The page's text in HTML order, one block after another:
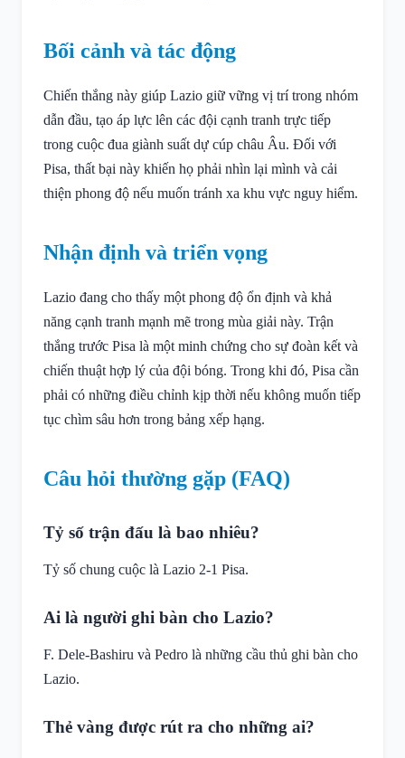
Bối cảnh và tác động
Chiến thắng này giúp Lazio giữ vững vị trí trong nhóm
dẫn đầu, tạo áp lực lên các đội cạnh tranh trực tiếp
trong cuộc đua giành suất dự cúp châu Âu. Đối với
Pisa, thất bại này khiến họ phải nhìn lại mình và cải
thiện phong độ nếu muốn tránh xa khu vực nguy hiểm.
Nhận định và triển vọng
Lazio đang cho thấy một phong độ ổn định và khả
năng cạnh tranh mạnh mẽ trong mùa giải này. Trận
thắng trước Pisa là một minh chứng cho sự đoàn kết và
chiến thuật hợp lý của đội bóng. Trong khi đó, Pisa cần
phải có những điều chỉnh kịp thời nếu không muốn tiếp
tục chìm sâu hơn trong bảng xếp hạng.
Câu hỏi thường gặp (FAQ)
Tỷ số trận đấu là bao nhiêu?
Tỷ số chung cuộc là Lazio 2-1 Pisa.
Ai là người ghi bàn cho Lazio?
F. Dele-Bashiru và Pedro là những cầu thủ ghi bàn cho
Lazio.
Thẻ vàng được rút ra cho những ai?